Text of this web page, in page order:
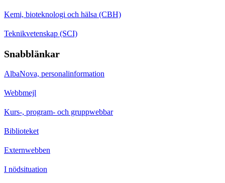
Kemi, bioteknologi och hälsa (CBH)
Teknikvetenskap (SCI)
Snabblänkar
AlbaNova, personalinformation
Webbmejl
Kurs-, program- och gruppwebbar
Biblioteket
Externwebben
I nödsituation